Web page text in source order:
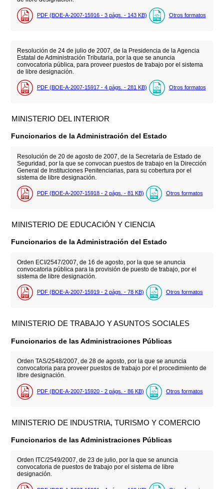
PDF (BOE-A-2007-15916 - 3 págs. - 143 KB) Otros formatos
Resolución de 24 de julio de 2007, de la Presidencia de la Agencia
Estatal de Administración Tributaria, por la que se anuncia
convocatoria pública, para proveer puestos de trabajo por el sistema
de libre designación.
PDF (BOE-A-2007-15917 - 4 págs. - 281 KB) Otros formatos
MINISTERIO DEL INTERIOR
Funcionarios de la Administración del Estado
Resolución de 20 de agosto de 2007, de la Secretaría de Estado de
Seguridad, por la que se convocan puestos de trabajo en la Dirección
General de Instituciones Penitenciarias, para su cobertura por el
sistema de libre designación.
PDF (BOE-A-2007-15918 - 2 págs. - 81 KB) Otros formatos
MINISTERIO DE EDUCACIÓN Y CIENCIA
Funcionarios de la Administración del Estado
Orden ECI/2547/2007, de 16 de agosto, por la que se anuncia
convocatoria pública para la provisión de puesto de trabajo, por el
sistema de libre designación.
PDF (BOE-A-2007-15919 - 2 págs. - 78 KB) Otros formatos
MINISTERIO DE TRABAJO Y ASUNTOS SOCIALES
Funcionarios de las Administraciones Públicas
Orden TAS/2548/2007, de 28 de agosto, por la que se anuncia
convocatoria para proveer puestos de trabajo por el procedimiento de
libre designación.
PDF (BOE-A-2007-15920 - 2 págs. - 86 KB) Otros formatos
MINISTERIO DE INDUSTRIA, TURISMO Y COMERCIO
Funcionarios de las Administraciones Públicas
Orden ITC/2549/2007, de 23 de julio, por la que se anuncia
convocatoria de puestos de trabajo por el sistema de libre
designación.